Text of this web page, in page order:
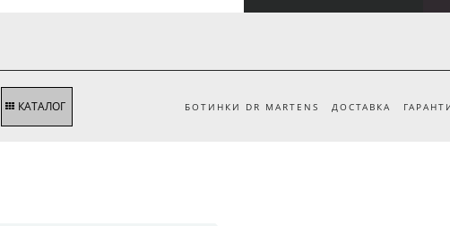
КАТАЛОГ БОТИНКИ DR MARTENS ДОСТАВКА